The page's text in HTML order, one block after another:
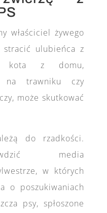
właściciel żywego
stracić ulubieńca z
kota z domu,
na trawniku czy
może skutkować
do rzadkości.
media
w których
o poszukiwaniach
psy, spłoszone